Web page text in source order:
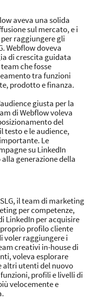
aveva una solida
sul mercato, e i
raggiungere gli
Webflow doveva
di crescita guidata
che fosse
tra funzioni
prodotto e finanza.
giusta per la
di Webflow voleva
del
testo e le audience,
Le
su LinkedIn
generazione della
il team di marketing
per competenze,
LinkedIn per acquisire
profilo cliente
voler raggiungere i
creativi in-house di
voleva esplorare
altri utenti del nuovo
profili e livelli di
velocemente e